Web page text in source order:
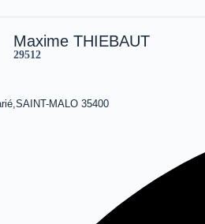
Maxime THIEBAUT
29512
MALO 35400